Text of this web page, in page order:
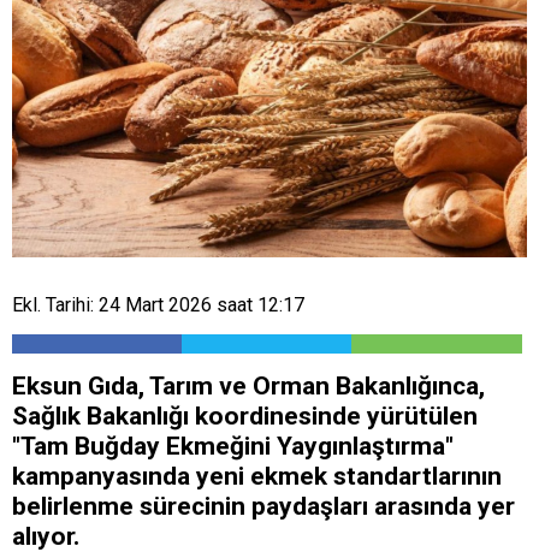
Ekl. Tarihi: 24 Mart 2026 saat 12:17
Eksun Gıda, Tarım ve Orman Bakanlığınca,
Sağlık Bakanlığı koordinesinde yürütülen
"Tam Buğday Ekmeğini Yaygınlaştırma"
kampanyasında yeni ekmek standartlarının
belirlenme sürecinin paydaşları arasında yer
alıyor.